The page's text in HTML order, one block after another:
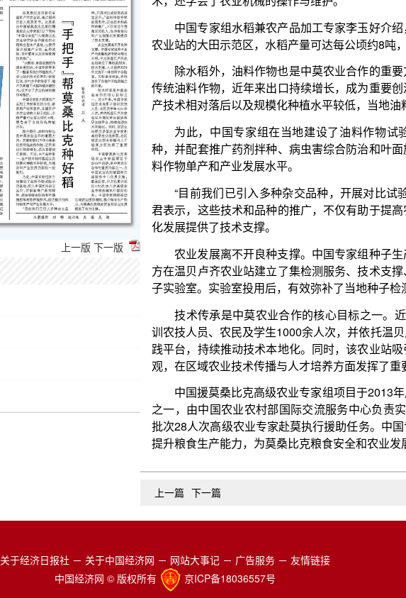
上一版 下一版
除水稻外，油料作物也是中莫农业合作的重要方向。芝麻和葵花子
传统油料作物，近年来出口持续增长，成为重要创汇来源。不过，由于
产技术相对落后以及规模化种植水平较低，当地油料产业发展仍面临一
为此，中国专家组在当地建设了油料作物试验示范基地，引入中
种，并配套推广药剂拌种、病虫害综合防治和叶面施肥等高效种植技术
料作物单产和产业发展水平。
“目前我们已引入多种杂交品种，开展对比试验筛选适宜品种。”油
君表示，这些技术和品种的推广，不仅有助于提高农民收入，也为当地
化发展提供了技术支撑。
农业发展离不开良种支撑。中国专家组种子生产与质量检测专家吴
方在温贝卢齐农业站建立了集检测服务、技术支撑、人才培养和对外交
子实验室。实验室投用后，有效弥补了当地种子检测能力的不足。
技术传承是中莫农业合作的核心目标之一。近3年来，中国专家组
训农技人员、农民及学生1000余人次，并依托温贝卢齐农业站为高校学
践平台，持续推动技术本地化。同时，该农业站吸引多国农业专家和高
观，在区域农业技术传播与人才培养方面发挥了重要作用。
中国援莫桑比克高级农业专家组项目于2013年启动，是中莫农业合
之一，由中国农业农村部国际交流服务中心负责实施。截至目前，中
批次28人次高级农业专家赴莫执行援助任务。中国专家持续推动当地农
提升粮食生产能力，为莫桑比克粮食安全和农业发展提供了有力支撑。
上一篇 下一篇
关于经济日报社 － 关于中国经济网 － 网站大事记 － 广告服务 － 友情链接
中国经济网 © 版权所有
京ICP备18036557号